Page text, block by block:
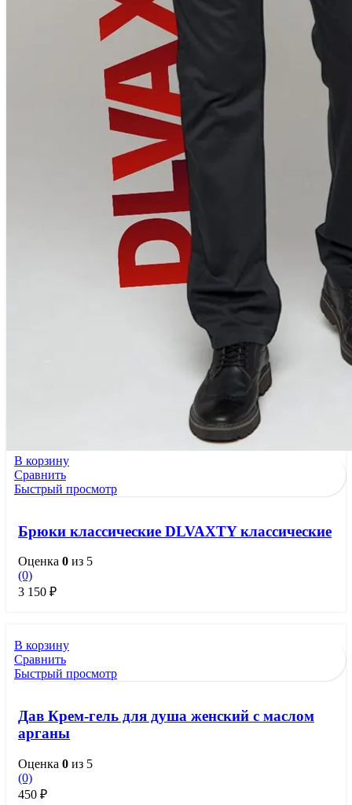
В корзину
Сравнить
Быстрый просмотр
Брюки классические DLVAXTY классические
Оценка 0 из 5
(0)
3 150 ₽
В корзину
Сравнить
Быстрый просмотр
Дав Крем-гель для душа женский с маслом
арганы
Оценка 0 из 5
(0)
450 ₽